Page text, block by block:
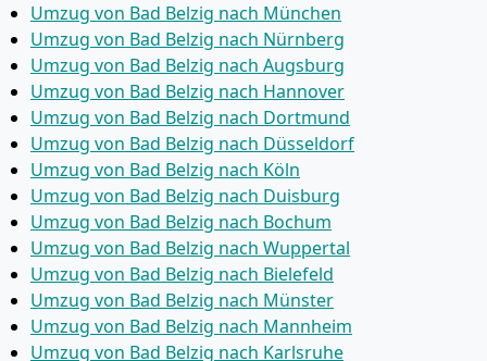
Umzug von Bad Belzig nach München
Umzug von Bad Belzig nach Nürnberg
Umzug von Bad Belzig nach Augsburg
Umzug von Bad Belzig nach Hannover
Umzug von Bad Belzig nach Dortmund
Umzug von Bad Belzig nach Düsseldorf
Umzug von Bad Belzig nach Köln
Umzug von Bad Belzig nach Duisburg
Umzug von Bad Belzig nach Bochum
Umzug von Bad Belzig nach Wuppertal
Umzug von Bad Belzig nach Bielefeld
Umzug von Bad Belzig nach Münster
Umzug von Bad Belzig nach Mannheim
Umzug von Bad Belzig nach Karlsruhe